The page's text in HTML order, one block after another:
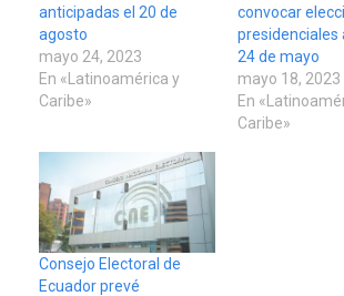
anticipadas el 20 de
agosto
mayo 24, 2023
En «Latinoamérica y
Caribe»
convocar
presidenciales
24 de mayo
mayo 18, 2023
En
Caribe»
Consejo Electoral de
Ecuador prevé